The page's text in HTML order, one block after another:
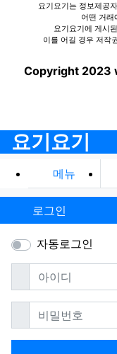
요기요기는 정보제공
어떤 거래
요기요기에 게시
이를 어길 경우 저작
Copyright 2023
요기요기
메뉴
로그인
자동로그인
아이디필수
비밀번호필수